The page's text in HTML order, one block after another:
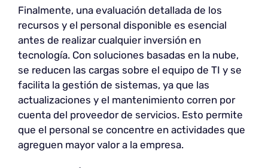
Finalmente, una evaluación detallada de los
recursos y el personal disponible es esencial
antes de realizar cualquier inversión en
tecnología. Con soluciones basadas en la nube,
se reducen las cargas sobre el equipo de TI y se
facilita la gestión de sistemas, ya que las
actualizaciones y el mantenimiento corren por
cuenta del proveedor de servicios. Esto permite
que el personal se concentre en actividades que
agreguen mayor valor a la empresa.